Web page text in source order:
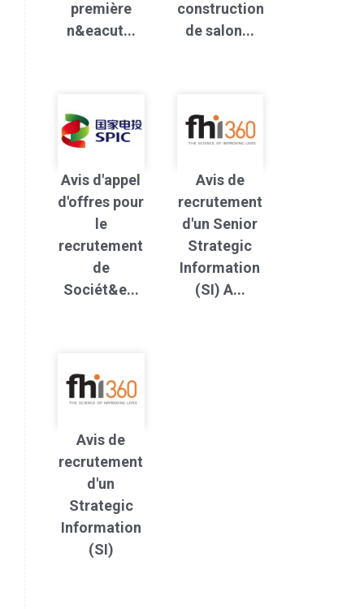
première
n&eacut...
construction
de salon...
Avis d'appel
d'offres pour
le
recrutement
de
Sociét&e...
Avis de
recrutement
d'un Senior
Strategic
Information
(SI) A...
Avis de
recrutement
d'un
Strategic
Information
(SI)